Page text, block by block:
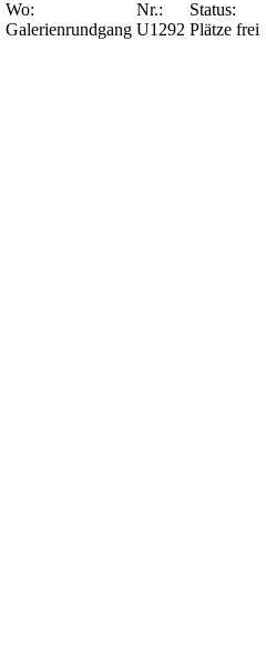
Wo:
Galerienrundgang
Nr.:
U1292
Status:
Plätze frei